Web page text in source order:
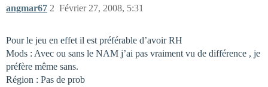
angmar67 Février 27, 2008, 5:31
2
Pour le jeu en effet il est préférable d’avoir RH
Mods : Avec ou sans le NAM j’ai pas vraiment vu de différence , je
préfère même sans.
Région : Pas de prob